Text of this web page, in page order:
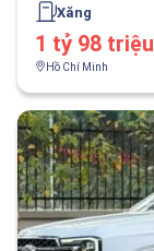
Xăng
1 tỷ 98 triệu
Hồ Chí Minh